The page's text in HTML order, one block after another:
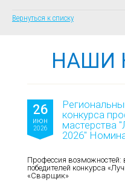
Вернуться к списку
НАШИ
26
июн
2026
конкурса
мастерства
2026"
Профессия возможностей:
победителей конкурса
«Сварщик»